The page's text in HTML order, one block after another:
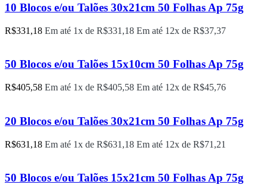
10 Blocos e/ou Talões 30x21cm 50 Folhas Ap 75g
R$331,18 Em até 1x de R$331,18 Em até 12x de R$37,37
50 Blocos e/ou Talões 15x10cm 50 Folhas Ap 75g
R$405,58 Em até 1x de R$405,58 Em até 12x de R$45,76
20 Blocos e/ou Talões 30x21cm 50 Folhas Ap 75g
R$631,18 Em até 1x de R$631,18 Em até 12x de R$71,21
50 Blocos e/ou Talões 15x21cm 50 Folhas Ap 75g